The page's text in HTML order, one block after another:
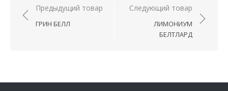
Навигация
по
Предыдущий товар
ГРИН БЕЛЛ
Следующий товар
ЛИМОНИУМ
БЕЛТЛАРД